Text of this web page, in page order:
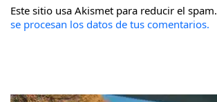
Este sitio usa Akismet para reducir el spam.
se procesan los datos de tus comentarios.